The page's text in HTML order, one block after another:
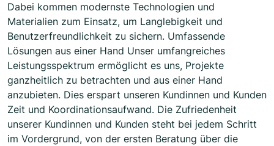
Dabei kommen modernste Technologien und
Materialien zum Einsatz, um Langlebigkeit und
Benutzerfreundlichkeit zu sichern. Umfassende
Lösungen aus einer Hand Unser umfangreiches
Leistungsspektrum ermöglicht es uns, Projekte
ganzheitlich zu betrachten und aus einer Hand
anzubieten. Dies erspart unseren Kundinnen und Kunden
Zeit und Koordinationsaufwand. Die Zufriedenheit
unserer Kundinnen und Kunden steht bei jedem Schritt
im Vordergrund, von der ersten Beratung über die